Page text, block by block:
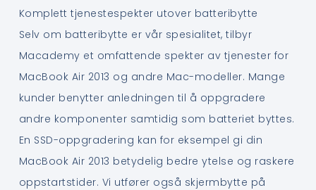
Komplett tjenestespekter utover batteribytte
Selv om batteribytte er vår spesialitet, tilbyr
Macademy et omfattende spekter av tjenester for
MacBook Air 2013 og andre Mac-modeller. Mange
kunder benytter anledningen til å oppgradere
andre komponenter samtidig som batteriet byttes.
En SSD-oppgradering kan for eksempel gi din
MacBook Air 2013 betydelig bedre ytelse og raskere
oppstartstider. Vi utfører også skjermbytte på